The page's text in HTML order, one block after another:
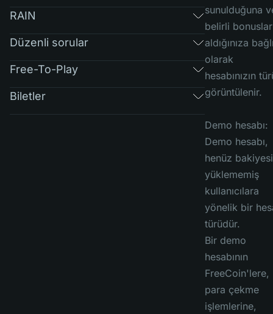
RAIN
Düzenli sorular
Free-To-Play
Biletler
sunulduğuna
belirli bonuslar
aldığınıza
olarak
hesabınızın
görüntülenir.
Demo hesabı:
Demo hesabı,
henüz
yüklememiş
kullanıcılara
yönelik bir
türüdür.
Bir demo
hesabının
FreeCoin'lere,
para çekme
işlemlerine,